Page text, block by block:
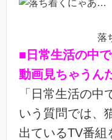
落
■日常生活の中
動画見ちゃうん
「日常生活の中
いう質問では、
出ているTV番組